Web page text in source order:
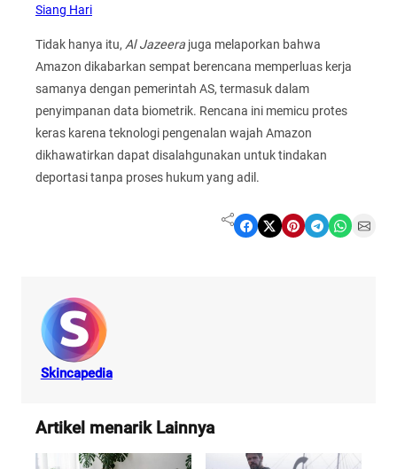
Siang Hari
Tidak hanya itu, Al Jazeera juga melaporkan bahwa
Amazon dikabarkan sempat berencana memperluas kerja
samanya dengan pemerintah AS, termasuk dalam
penyimpanan data biometrik. Rencana ini memicu protes
keras karena teknologi pengenalan wajah Amazon
dikhawatirkan dapat disalahgunakan untuk tindakan
deportasi tanpa proses hukum yang adil.
Share on Facebook Share on X Share on Pinterest Share on Telegram Share on WhatsApp Share on Email
Skincapedia
Artikel menarik Lainnya